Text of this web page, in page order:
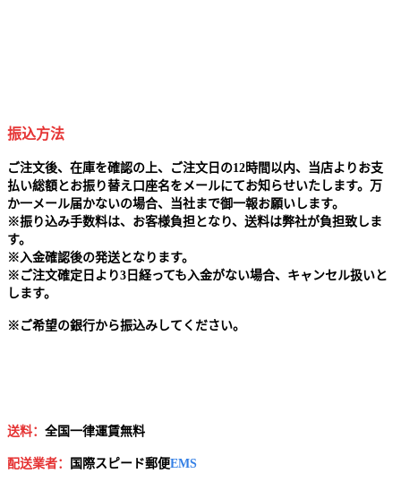
振込方法
ご注文後、在庫を確認の上、ご注文日の12時間以内、当店よりお支
払い総額とお振り替え口座名をメールにてお知らせいたします。万
か一メール届かないの場合、当社まで御一報お願いします。
※振り込み手数料は、お客様負担となり、送料は弊社が負担致しま
す。
※ 入金確認後の発送となります。
※ ご注文確定日より3日経っても入金がない場合、キャンセル扱いと
します。
※ ご希望の銀行から振込みしてください。
送料： 全国一律運賃無料
配送業者： 国 際スピード郵便EMS